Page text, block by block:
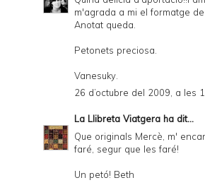
m'agrada a mi el formatge
Anotat queda.
Petonets preciosa.
Vanesuky.
26 d’octubre del 2009, a les
La Llibreta Viatgera ha dit...
Que originals Mercè, m'
faré, segur que les faré!
Un petó! Beth